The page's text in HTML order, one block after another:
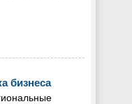
бизнеса